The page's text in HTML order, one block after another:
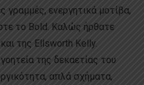
γραμμές, ενεργητικά μοτίβα,
το Bold. Καλώς ήρθατε
της Ellsworth Kelly.
της δεκαετίας του
απλά σχήματα,